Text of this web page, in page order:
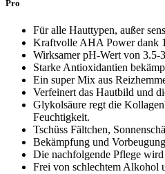
Pro
Für alle Hauttypen, außer
Kraftvolle AHA Power dank
Wirksamer pH-Wert von
Starke Antioxidantien
Ein super Mix aus
Verfeinert das Hautbild und
Glykolsäure regt die
Feuchtigkeit.
Tschüss Fältchen,
Bekämpfung und
Die nachfolgende Pflege
Frei von schlechtem Alkohol